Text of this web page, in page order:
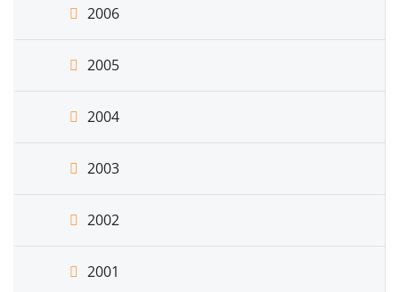
2006
2005
2004
2003
2002
2001